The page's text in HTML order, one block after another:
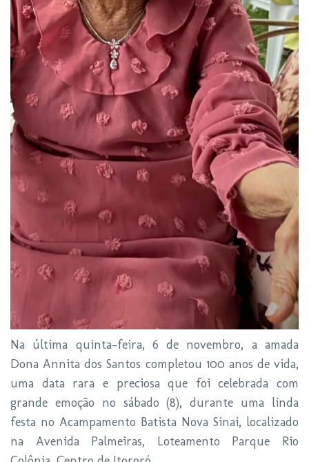
Na última quinta-feira, 6 de novembro, a amada
Dona Annita dos Santos completou 100 anos de vida,
uma data rara e preciosa que foi celebrada com
grande emoção no sábado (8), durante uma linda
festa no Acampamento Batista Nova Sinai, localizado
na Avenida Palmeiras, Loteamento Parque Rio